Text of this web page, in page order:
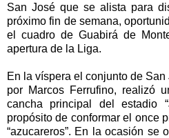
San José que se alista para
próximo fin de semana,
el cuadro de Guabirá de
apertura de la Liga.
En la víspera el conjunto de
por Marcos Ferrufino, realizó
cancha principal del estadio
propósito de conformar el once
“azucareros”. En la ocasión se